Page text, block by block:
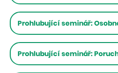
Prohlubující seminář:
Prohlubující seminář: